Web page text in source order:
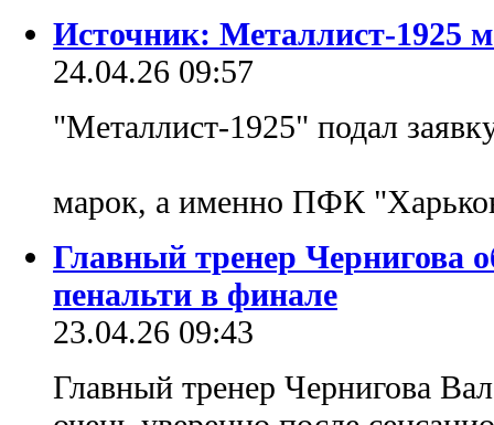
Источник: Металлист-1925
24.04.26 09:57
"Металлист-1925" подал
марок, а именно ПФК
Главный тренер Чернигова
пенальти в финале
23.04.26 09:43
Главный тренер Чернигова